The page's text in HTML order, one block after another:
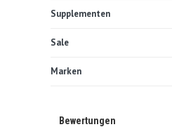
Supplementen
Sale
Marken
Bewertungen